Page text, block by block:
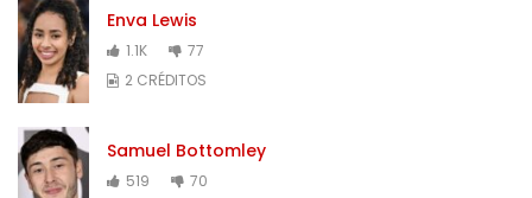
Enva Lewis
1.1K
77
2 CRÉDITOS
Samuel Bottomley
519 70